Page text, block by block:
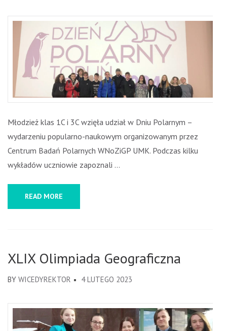
Młodzież klas 1C i 3C wzięła udział w Dniu Polarnym –
wydarzeniu popularno-naukowym organizowanym przez
Centrum Badań Polarnych WNoZiGP UMK. Podczas kilku
wykładów uczniowie zapoznali …
READ MORE
XLIX Olimpiada Geograficzna
BY WICEDYREKTOR 4 LUTEGO 2023